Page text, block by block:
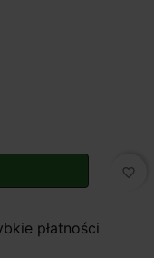
favorite_border
płatności